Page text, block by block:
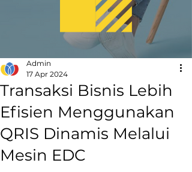
Transaksi Bisnis Lebih
Efisien Menggunakan
QRIS Dinamis Melalui
Mesin EDC
Admin
17 Apr 2024